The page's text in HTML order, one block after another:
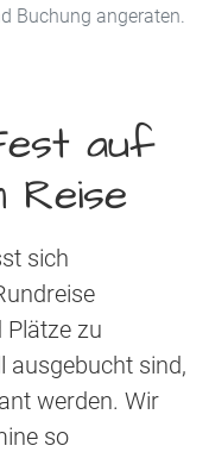
Buchung angeraten.
auf
Reise
sich
Plätze zu
ausgebucht sind,
werden. Wir
so